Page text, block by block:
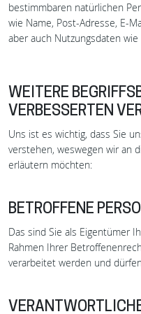
bestimmbaren natürlichen
wie Name, Post-Adresse, E-
aber auch Nutzungsdaten
WEITERE
VERBESSERTEN
Uns ist es wichtig, dass Sie
verstehen, weswegen wir an
erläutern möchten:
BETROFFENE
Das sind Sie als Eigentümer
Rahmen Ihrer
verarbeitet werden und